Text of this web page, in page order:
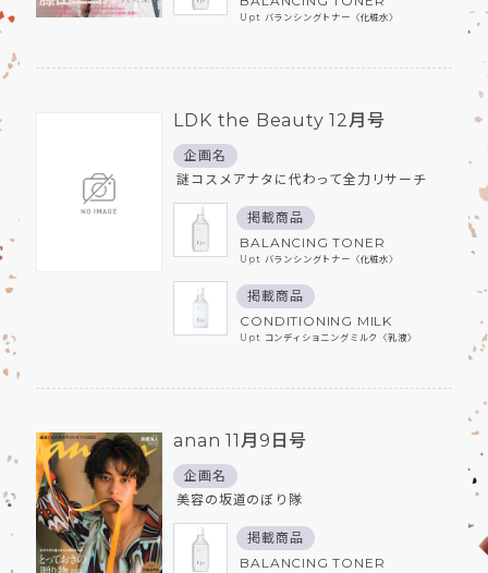
Upt バランシングトナー〈化粧⽔〉
LDK the Beauty 12月号
企画名
謎コスメアナタに代わって全力リサーチ
掲載商品
BALANCING TONER
Upt バランシングトナー〈化粧⽔〉
掲載商品
CONDITIONING MILK
Upt コンディショニングミルク〈乳液〉
anan 11月9日号
企画名
美容の坂道のぼり隊
掲載商品
BALANCING TONER